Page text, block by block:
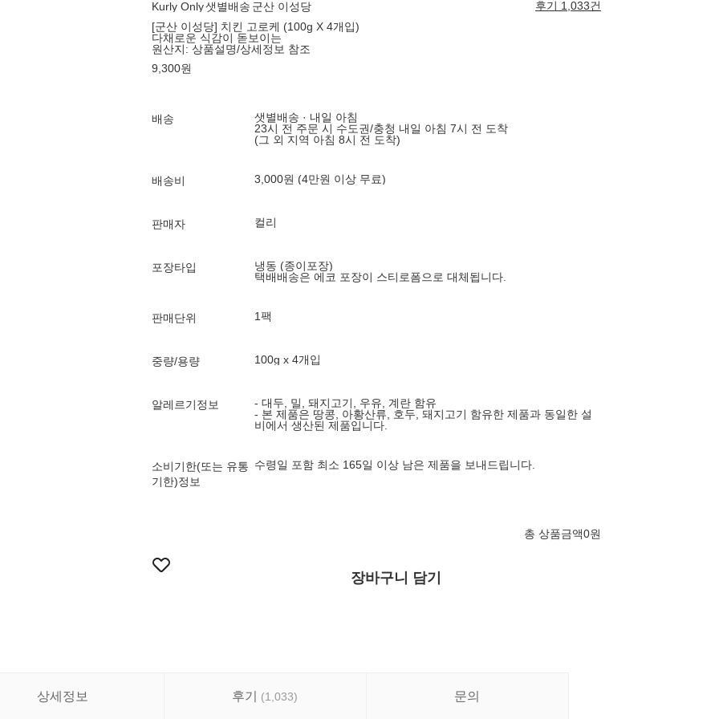
Kurly Only샛별배송 군산 이성당
후기 1,033건
[군산 이성당] 치킨 고로케 (100g X 4개입)
다채로운 식감이 돋보이는
원산지: 상품설명/상세정보 참조
9,300원
배송
샛별배송 · 내일 아침
23시 전 주문 시 수도권/충청 내일 아침 7시 전 도착
(그 외 지역 아침 8시 전 도착)
배송비 3,000원 (4만원 이상 무료)
판매자 컬리
포장타입
냉동 (종이포장)
택배배송은 에코 포장이 스티로폼으로 대체됩니다.
판매단위 1팩
중량/용량 100g x 4개입
알레르기정보
- 대두, 밀, 돼지고기, 우유, 계란 함유
- 본 제품은 땅콩, 아황산류, 호두, 돼지고기 함유한 제품과 동일한 설
비에서 생산된 제품입니다.
소비기한(또는 유통
기한)정보
수령일 포함 최소 165일 이상 남은 제품을 보내드립니다.
총 상품금액0원
장바구니 담기
상세정보 후기 (1,033) 문의